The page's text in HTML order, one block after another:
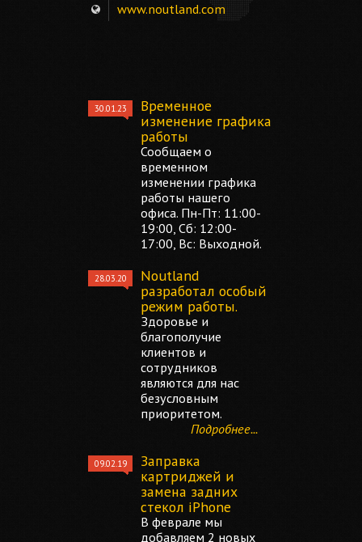
www.noutland.com
30.01.23
Временное
изменение графика
работы
Сообщаем о
временном
изменении графика
работы нашего
офиса. Пн-Пт: 11:00-
19:00, Сб: 12:00-
17:00, Вс: Выходной.
28.03.20
Noutland
разработал особый
режим работы.
Здоровье и
благополучие
клиентов и
сотрудников
являются для нас
безусловным
приоритетом.
Подробнее...
09.02.19
Заправка
картриджей и
замена задних
стекол iPhone
В феврале мы
добавляем 2 новых